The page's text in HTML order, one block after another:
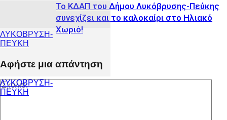
ΛΥΚΟΒΡΥΣΗ-
ΠΕΥΚΗ
ΛΥΚΟΒΡΥΣΗ-
ΠΕΥΚΗ
Το ΚΔΑΠ του Δήμου Λυκόβρυσης-Πεύκης
συνεχίζει και το καλοκαίρι στο Ηλιακό
Χωριό!
Αφήστε μια απάντηση